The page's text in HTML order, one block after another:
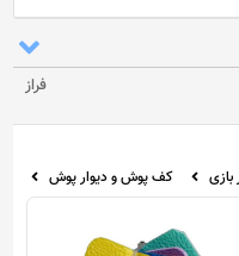
فراز
بازی
کف پوش و دیوار پوش